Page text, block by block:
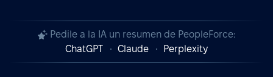
Pedile a la IA un resumen de PeopleForce:
ChatGPT
Claude Perplexity